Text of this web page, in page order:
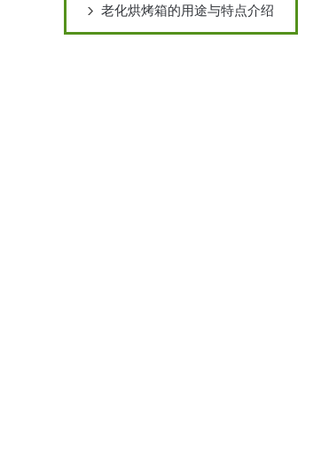
老化烘烤箱的用途与特点介绍